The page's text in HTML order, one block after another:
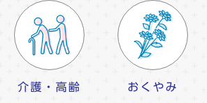
介護・高齢 おくやみ